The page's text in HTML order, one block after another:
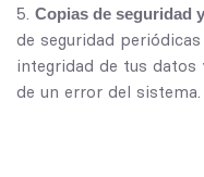
Copias de seguridad
de seguridad
integridad de tus datos
de un error del sistema.